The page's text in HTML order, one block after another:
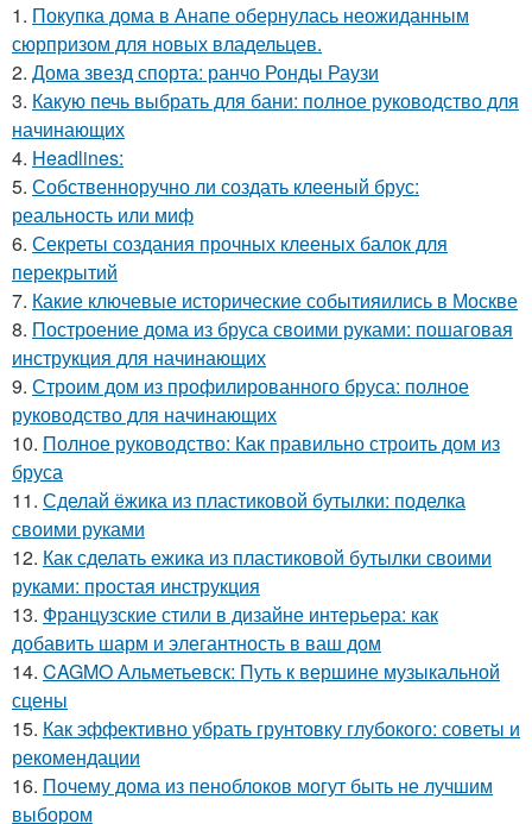
1. Покупка дома в Анапе обернулась неожиданным
сюрпризом для новых владельцев.
2. Дома звезд спорта: ранчо Ронды Раузи
3. Какую печь выбрать для бани: полное руководство для
начинающих
4. Headlines:
5. Собственноручно ли создать клееный брус:
реальность или миф
6. Секреты создания прочных клееных балок для
перекрытий
7. Какие ключевые исторические событияились в Москве
8. Построение дома из бруса своими руками: пошаговая
инструкция для начинающих
9. Строим дом из профилированного бруса: полное
руководство для начинающих
10. Полное руководство: Как правильно строить дом из
бруса
11. Сделай ёжика из пластиковой бутылки: поделка
своими руками
12. Как сделать ежика из пластиковой бутылки своими
руками: простая инструкция
13. Французские стили в дизайне интерьера: как
добавить шарм и элегантность в ваш дом
14. CAGMO Альметьевск: Путь к вершине музыкальной
сцены
15. Как эффективно убрать грунтовку глубокого: советы и
рекомендации
16. Почему дома из пеноблоков могут быть не лучшим
выбором